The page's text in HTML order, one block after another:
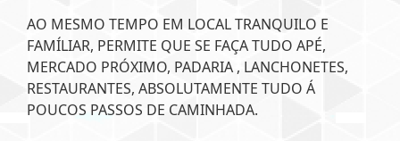
AO MESMO TEMPO EM LOCAL TRANQUILO E
FAMÍLIAR, PERMITE QUE SE FAÇA TUDO APÉ,
MERCADO PRÓXIMO, PADARIA , LANCHONETES,
RESTAURANTES, ABSOLUTAMENTE TUDO Á
POUCOS PASSOS DE CAMINHADA.